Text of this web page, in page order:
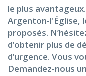
le plus
Argenton-l'Église,
proposés.
d’obtenir plus de
d’urgence. Vous
Demandez-nous